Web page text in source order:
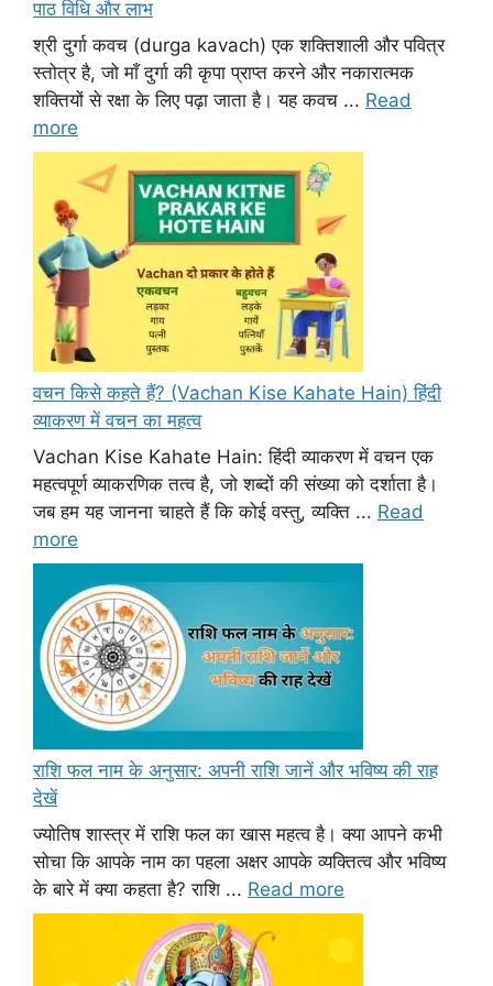
पाठ विधि और लाभ
श्री दुर्गा कवच (durga kavach) एक शक्तिशाली और पवित्र
स्तोत्र है, जो माँ दुर्गा की कृपा प्राप्त करने और नकारात्मक
शक्तियों से रक्षा के लिए पढ़ा जाता है। यह कवच ... Read
more
वचन किसे कहते हैं? (Vachan Kise Kahate Hain) हिंदी
व्याकरण में वचन का महत्व
Vachan Kise Kahate Hain: हिंदी व्याकरण में वचन एक
महत्वपूर्ण व्याकरणिक तत्व है, जो शब्दों की संख्या को दर्शाता है।
जब हम यह जानना चाहते हैं कि कोई वस्तु, व्यक्ति ... Read
more
राशि फल नाम के अनुसार: अपनी राशि जानें और भविष्य की राह
देखें
ज्योतिष शास्त्र में राशि फल का खास महत्व है। क्या आपने कभी
सोचा कि आपके नाम का पहला अक्षर आपके व्यक्तित्व और भविष्य
के बारे में क्या कहता है? राशि ... Read more